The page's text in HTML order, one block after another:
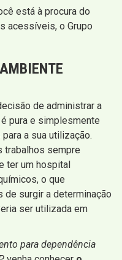
está à procura do
acessíveis, o Grupo
de administrar a
pura e simplesmente
a sua utilização.
trabalhos sempre
ter um hospital
o que
surgir a determinação
ser utilizada em
para dependência